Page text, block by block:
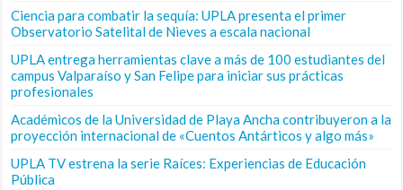
Ciencia para combatir la sequía: UPLA presenta el primer
Observatorio Satelital de Nieves a escala nacional
UPLA entrega herramientas clave a más de 100 estudiantes del
campus Valparaíso y San Felipe para iniciar sus prácticas
profesionales
Académicos de la Universidad de Playa Ancha contribuyeron a la
proyección internacional de «Cuentos Antárticos y algo más»
UPLA TV estrena la serie Raíces: Experiencias de Educación
Pública